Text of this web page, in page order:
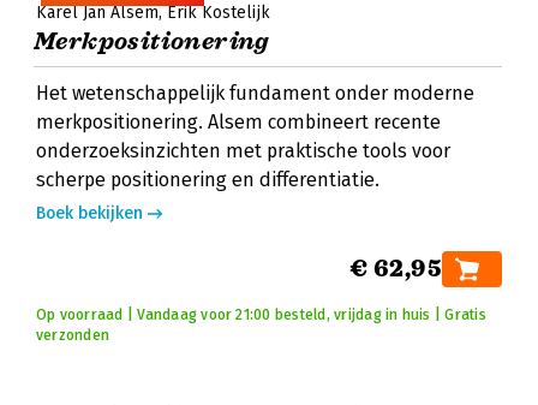
Karel Jan Alsem Erik Kostelijk
Merkpositionering
Het wetenschappelijk fundament onder moderne
merkpositionering. Alsem combineert recente
onderzoeksinzichten met praktische tools voor
scherpe positionering en differentiatie.
Boek bekijken
€ 62,95
Op voorraad | Vandaag voor 21:00 besteld, vrijdag in huis | Gratis
verzonden